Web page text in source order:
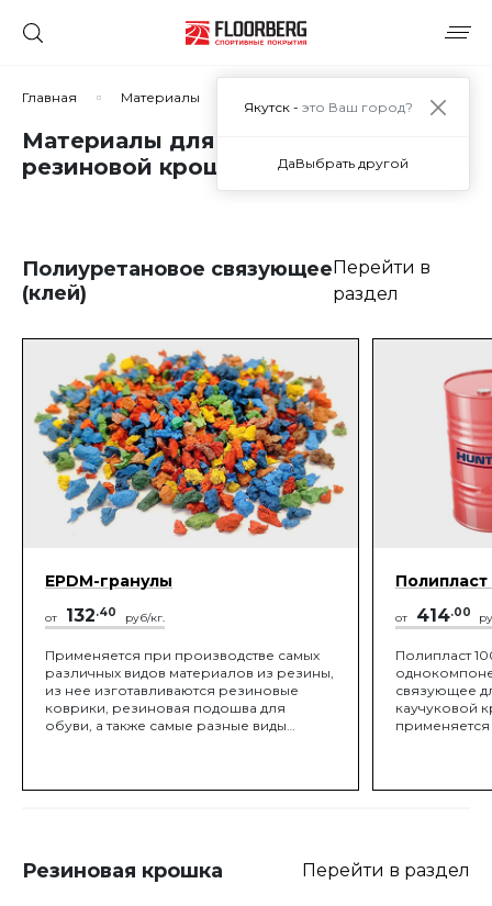
Главная Материалы Материалы для покрытий из
Материалы для покрытий из
резиновой крошки
Полиуретановое связующее
(клей)
Перейти в
раздел
EPDM-гранулы
от 132.40 руб/кг.
Применяется при производстве самых
различных видов материалов из резины,
из нее изготавливаются резиновые
коврики, резиновая подошва для
обуви, а также самые разные виды
обладающие поглощающими вибрацию
Полипласт
от 414.00
Полипласт
связующее
каучуковой
пористых
лестницах и
Резиновая крошка Перейти в раздел
Якутск - это Ваш город?
ДаВыбрать другой